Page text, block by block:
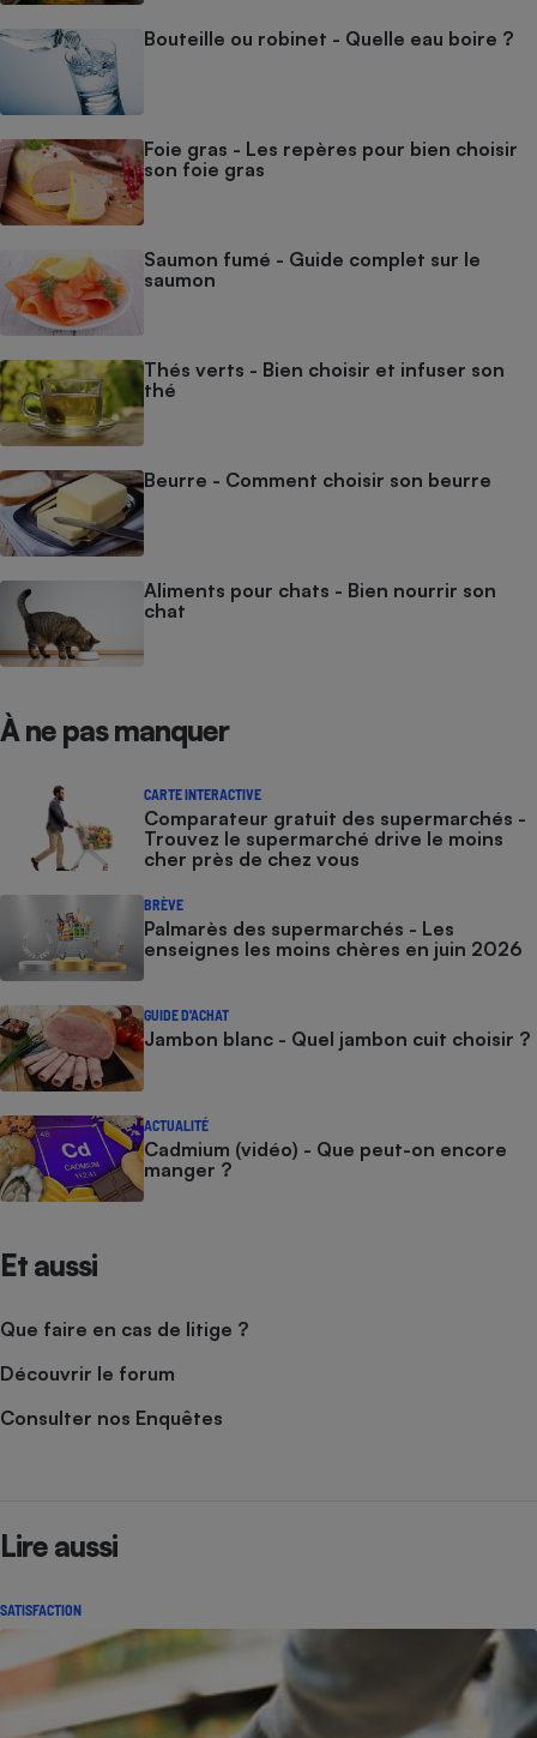
Bouteille ou robinet - Quelle eau boire ?
Foie gras - Les repères pour bien choisir
son foie gras
Saumon fumé - Guide complet sur le
saumon
Thés verts - Bien choisir et infuser son
thé
Beurre - Comment choisir son beurre
Aliments pour chats - Bien nourrir son
chat
À ne pas manquer
CARTE INTERACTIVE
Comparateur gratuit des supermarchés -
Trouvez le supermarché drive le moins
cher près de chez vous
BRÈVE
Palmarès des supermarchés - Les
enseignes les moins chères en juin 2026
GUIDE D'ACHAT
Jambon blanc - Quel jambon cuit choisir ?
ACTUALITÉ
Cadmium (vidéo) - Que peut-on encore
manger ?
Et aussi
Que faire en cas de litige ?
Découvrir le forum
Consulter nos Enquêtes
Lire aussi
SATISFACTION